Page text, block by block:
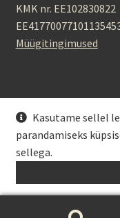
Kasutame sellel
parandamiseks
sellega.
KMK nr. EE102830822
Müügitingimused
© Minimaalia 2026
Privaatsuspoliitika